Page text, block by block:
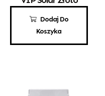
Dodaj Do
Koszyka
190,00zł